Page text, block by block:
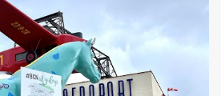
de posibilidades, desde
lúdicas o deportivas, hasta
para poder disfrutar al máximo con los
inolvidable. Palma Aquarium
de la capital Balear y a tan sólo 500